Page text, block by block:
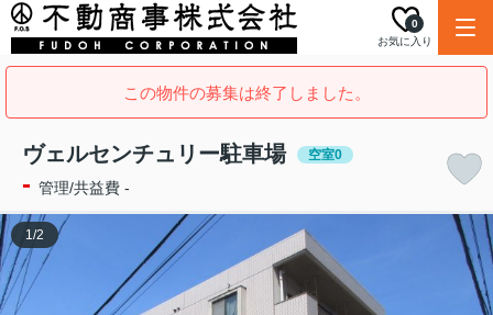
お気に入り
0
この物件の募集は終了しました。
ヴェルセンチュリー駐車場 空室0
- 管理/共益費 -
1/2